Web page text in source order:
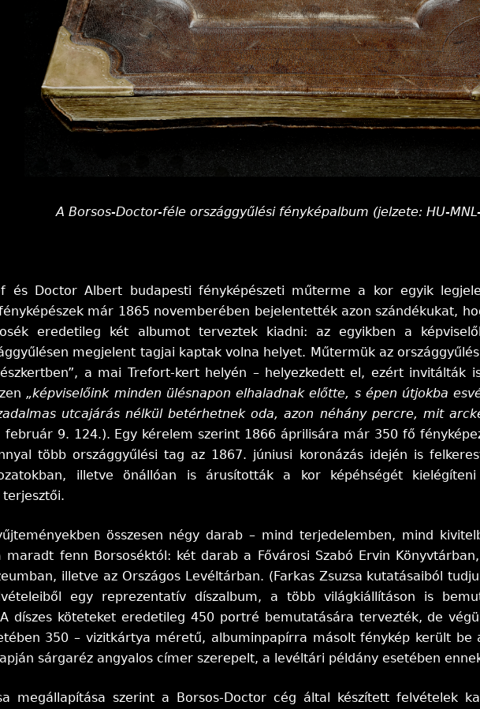
A Borsos-Doctor-féle országgyűlési fényképalbum (jelzete: HU-
és Doctor Albert budapesti fényképészeti műterme a kor egyik
már 1865 novemberében bejelentették azon szándékukat,
eredetileg két albumot terveztek kiadni: az egyikben a
megjelent tagjai kaptak volna helyet. Műtermük az
a mai Trefort-kert helyén – helyezkedett el, ezért invitálták
„képviselőink minden ülésnapon elhaladnak előtte, s épen útjokba
utcajárás nélkül betérhetnek oda, azon néhány percre, mit
február 9. 124.). Egy kérelem szerint 1866 áprilisára már 350 fő
több országgyűlési tag az 1867. júniusi koronázás idején is
illetve önállóan is árusították a kor képéhségét
összesen négy darab – mind terjedelemben, mind
maradt fenn Borsoséktól: két darab a Fővárosi Szabó Ervin
illetve az Országos Levéltárban. (Farkas Zsuzsa kutatásaiból
egy reprezentatív díszalbum, a több világkiállításon is
díszes köteteket eredetileg 450 portré bemutatására tervezték, de
350 – vizitkártya méretű, albuminpapírra másolt fénykép került be
sárgaréz angyalos címer szerepelt, a levéltári példány esetében
megállapítása szerint a Borsos-Doctor cég által készített felvételek